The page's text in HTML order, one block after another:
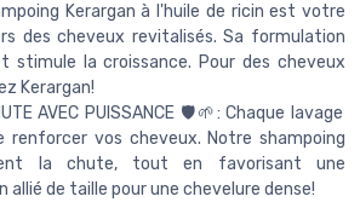
Kerargan à l'huile de ricin est votre
des cheveux revitalisés. Sa formulation
stimule la croissance. Pour des cheveux
Kerargan!
AVEC PUISSANCE 🛡️🌱: Chaque lavage
renforcer vos cheveux. Notre shampoing
la chute, tout en favorisant une
allié de taille pour une chevelure dense!